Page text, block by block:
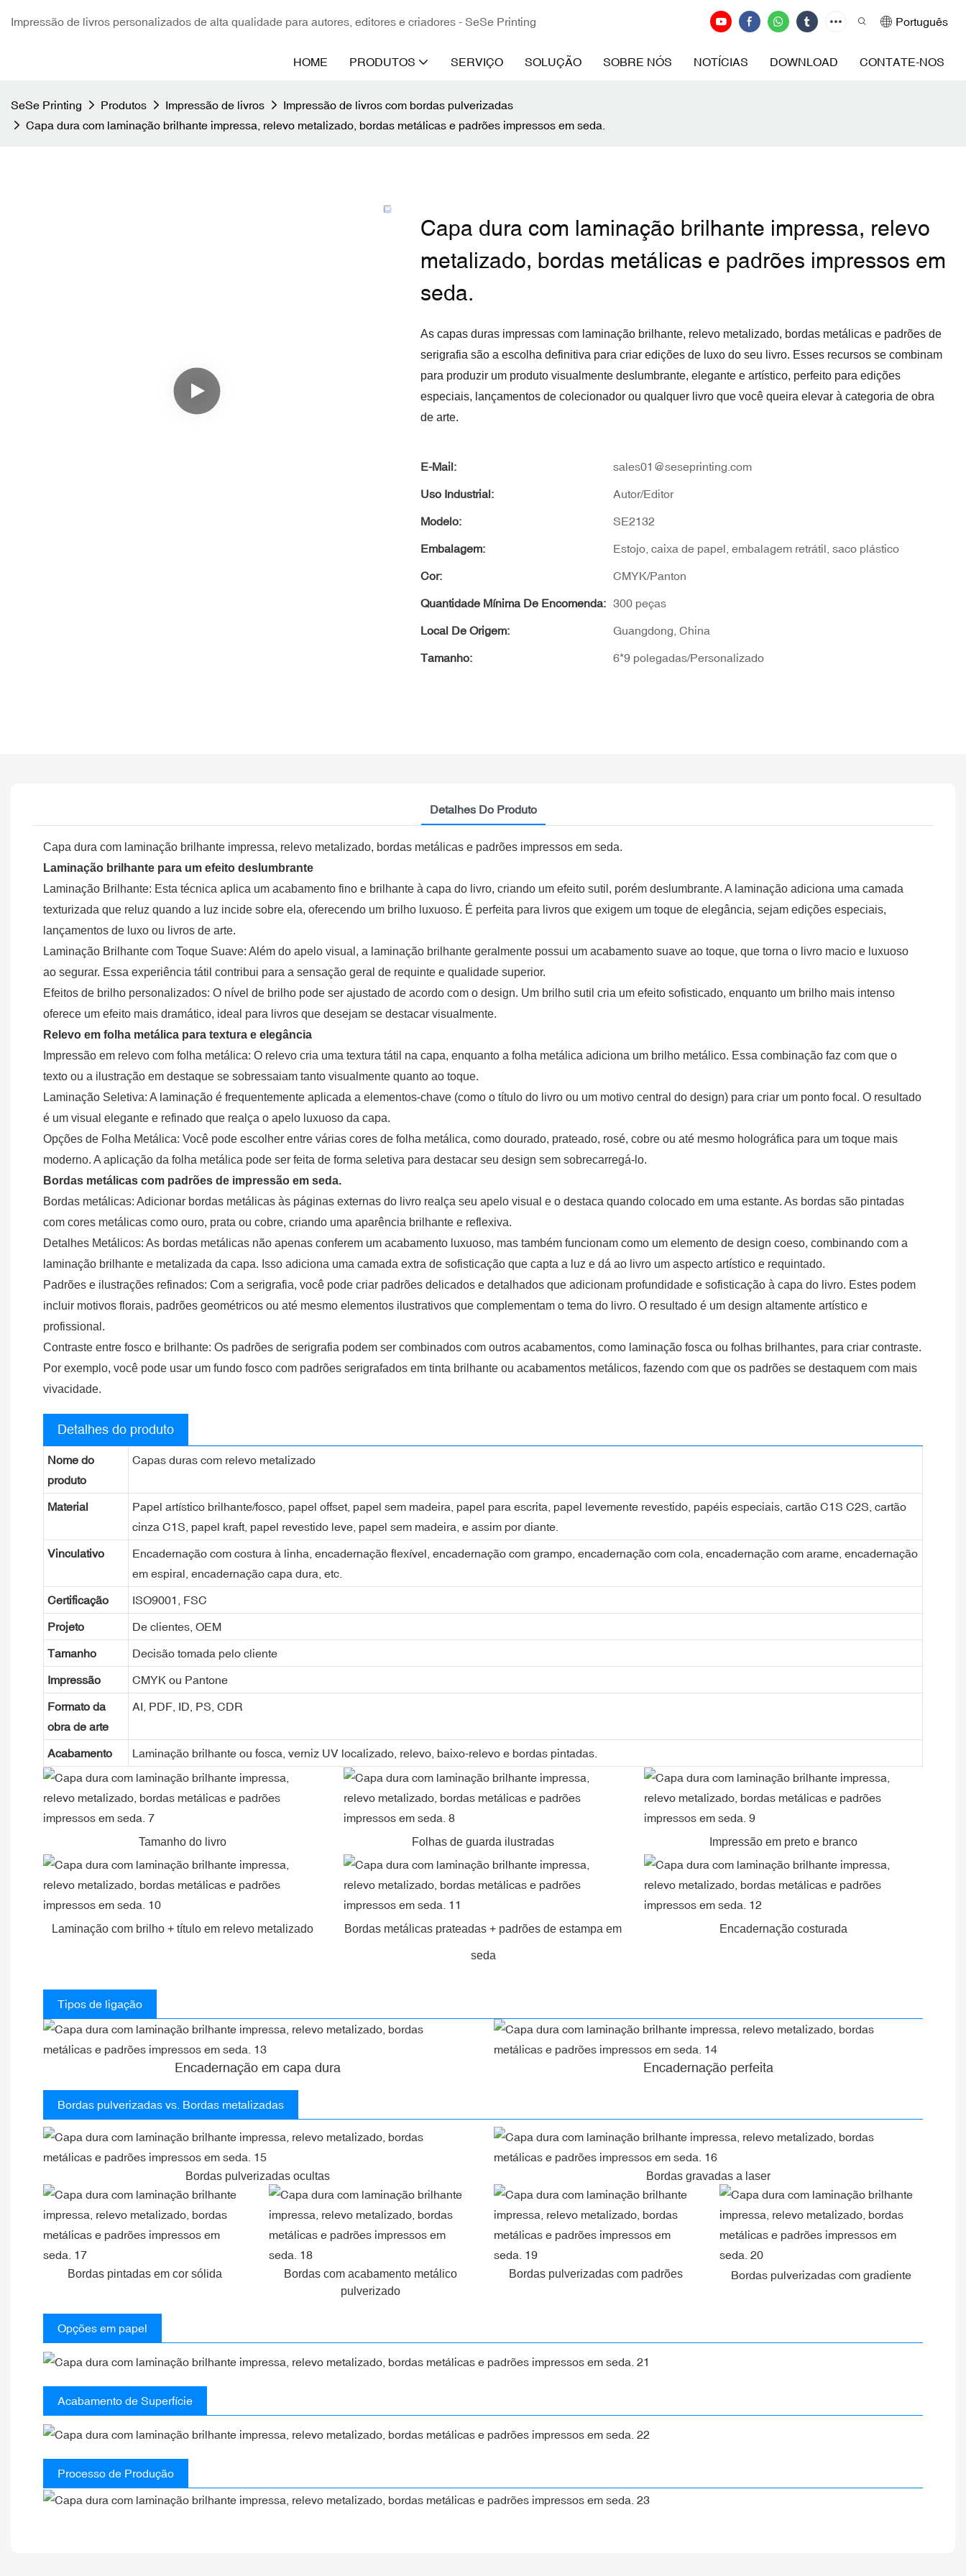
Impressão de livros personalizados de alta qualidade para autores, editores e criadores - SeSe Printing Português
HOME PRODUTOS SERVIÇO SOLUÇÃO SOBRE NÓS NOTÍCIAS DOWNLOAD CONTATE-NOS
SeSe Printing Produtos Impressão de livros
Impressão de livros com bordas pulverizadas
Capa dura com laminação brilhante impressa, relevo metalizado, bordas metálicas e padrões impressos em seda.
Capa dura com laminação brilhante impressa, relevo
metalizado, bordas metálicas e padrões impressos em
seda.
As capas duras impressas com laminação brilhante, relevo metalizado, bordas metálicas e padrões de
serigrafia são a escolha definitiva para criar edições de luxo do seu livro. Esses recursos se combinam
para produzir um produto visualmente deslumbrante, elegante e artístico, perfeito para edições
especiais, lançamentos de colecionador ou qualquer livro que você queira elevar à categoria de obra
de arte.
E-Mail: sales01@seseprinting.com
Uso Industrial: Autor/Editor
Modelo: SE2132
Embalagem: Estojo, caixa de papel, embalagem retrátil, saco plástico
Cor: CMYK/Panton
Quantidade Mínima De Encomenda: 300 peças
Local De Origem: Guangdong, China
Tamanho: 6*9 polegadas/Personalizado
Detalhes Do Produto
Capa dura com laminação brilhante impressa, relevo metalizado, bordas metálicas e padrões impressos em seda.
Laminação brilhante para um efeito deslumbrante
Laminação Brilhante: Esta técnica aplica um acabamento fino e brilhante à capa do livro, criando um efeito sutil, porém deslumbrante. A laminação adiciona uma camada
texturizada que reluz quando a luz incide sobre ela, oferecendo um brilho luxuoso. É perfeita para livros que exigem um toque de elegância, sejam edições especiais,
lançamentos de luxo ou livros de arte.
Laminação Brilhante com Toque Suave: Além do apelo visual, a laminação brilhante geralmente possui um acabamento suave ao toque, que torna o livro macio e luxuoso
ao segurar. Essa experiência tátil contribui para a sensação geral de requinte e qualidade superior.
Efeitos de brilho personalizados: O nível de brilho pode ser ajustado de acordo com o design. Um brilho sutil cria um efeito sofisticado, enquanto um brilho mais intenso
oferece um efeito mais dramático, ideal para livros que desejam se destacar visualmente.
Relevo em folha metálica para textura e elegância
Impressão em relevo com folha metálica: O relevo cria uma textura tátil na capa, enquanto a folha metálica adiciona um brilho metálico. Essa combinação faz com que o
texto ou a ilustração em destaque se sobressaiam tanto visualmente quanto ao toque.
Laminação Seletiva: A laminação é frequentemente aplicada a elementos-chave (como o título do livro ou um motivo central do design) para criar um ponto focal. O resultado
é um visual elegante e refinado que realça o apelo luxuoso da capa.
Opções de Folha Metálica: Você pode escolher entre várias cores de folha metálica, como dourado, prateado, rosé, cobre ou até mesmo holográfica para um toque mais
moderno. A aplicação da folha metálica pode ser feita de forma seletiva para destacar seu design sem sobrecarregá-lo.
Bordas metálicas com padrões de impressão em seda.
Bordas metálicas: Adicionar bordas metálicas às páginas externas do livro realça seu apelo visual e o destaca quando colocado em uma estante. As bordas são pintadas
com cores metálicas como ouro, prata ou cobre, criando uma aparência brilhante e reflexiva.
Detalhes Metálicos: As bordas metálicas não apenas conferem um acabamento luxuoso, mas também funcionam como um elemento de design coeso, combinando com a
laminação brilhante e metalizada da capa. Isso adiciona uma camada extra de sofisticação que capta a luz e dá ao livro um aspecto artístico e requintado.
Padrões e ilustrações refinados: Com a serigrafia, você pode criar padrões delicados e detalhados que adicionam profundidade e sofisticação à capa do livro. Estes podem
incluir motivos florais, padrões geométricos ou até mesmo elementos ilustrativos que complementam o tema do livro. O resultado é um design altamente artístico e
profissional.
Contraste entre fosco e brilhante: Os padrões de serigrafia podem ser combinados com outros acabamentos, como laminação fosca ou folhas brilhantes, para criar contraste.
Por exemplo, você pode usar um fundo fosco com padrões serigrafados em tinta brilhante ou acabamentos metálicos, fazendo com que os padrões se destaquem com mais
vivacidade.
Detalhes do produto
Nome do
produto
Capas duras com relevo metalizado
Material
Papel artístico brilhante/fosco, papel offset, papel sem madeira, papel para escrita, papel levemente revestido, papéis especiais, cartão C1S C2S, cartão
cinza C1S, papel kraft, papel revestido leve, papel sem madeira, e assim por diante.
Vinculativo
Encadernação com costura à linha, encadernação flexível, encadernação com grampo, encadernação com cola, encadernação com arame, encadernação
em espiral, encadernação capa dura, etc.
Certificação ISO9001, FSC
Projeto De clientes, OEM
Tamanho Decisão tomada pelo cliente
Impressão CMYK ou Pantone
Formato da
obra de arte
AI, PDF, ID, PS, CDR
Acabamento Laminação brilhante ou fosca, verniz UV localizado, relevo, baixo-relevo e bordas pintadas.
Tamanho do livro Folhas de guarda ilustradas Impressão em preto e branco
Laminação com brilho + título em relevo metalizado Bordas metálicas prateadas + padrões de estampa em
seda
Encadernação costurada
Tipos de ligação
Encadernação em capa dura Encadernação perfeita
Bordas pulverizadas vs. Bordas metalizadas
Bordas pulverizadas ocultas Bordas gravadas a laser
Bordas pintadas em cor sólida
Bordas com acabamento metálico
pulverizado
Bordas pulverizadas com padrões Bordas pulverizadas com gradiente
Opções em papel
Acabamento de Superfície
Processo de Produção